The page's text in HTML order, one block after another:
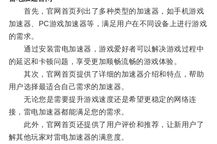
首先，官网首页列出了多种类型的加速器，如手机游戏
加速器、PC游戏加速器等，满足用户在不同设备上进行游戏
的需求。
通过安装雷电加速器，游戏爱好者可以解决游戏过程中
的延迟和卡顿问题，享受更加顺畅流畅的游戏体验。
其次，官网首页提供了详细的加速器介绍和特点，帮助
用户选择最适合自己需求的加速器。
无论您是需要提升游戏速度还是希望更稳定的网络连
接，雷电加速器都能满足您的需求。
此外，官网首页还提供了用户评价和推荐，让新用户了
解其他玩家对雷电加速器的满意度。